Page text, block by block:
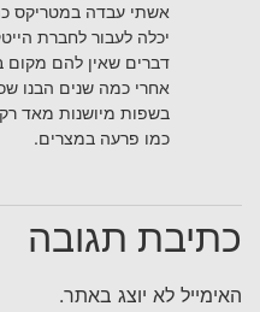
אשתי עבדה במטריקס
יכלה לעבור לחברת
דברים שאין להם מקום
אחרי כמה שנים הבנו
בשפות מיושנות מאד
כמו פרעה במצרים.
כתיבת תגובה
האימייל לא יוצג באתר.